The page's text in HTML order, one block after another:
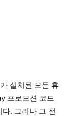
설치된 모든 휴
프로모션 코드
. 그러나 그 전